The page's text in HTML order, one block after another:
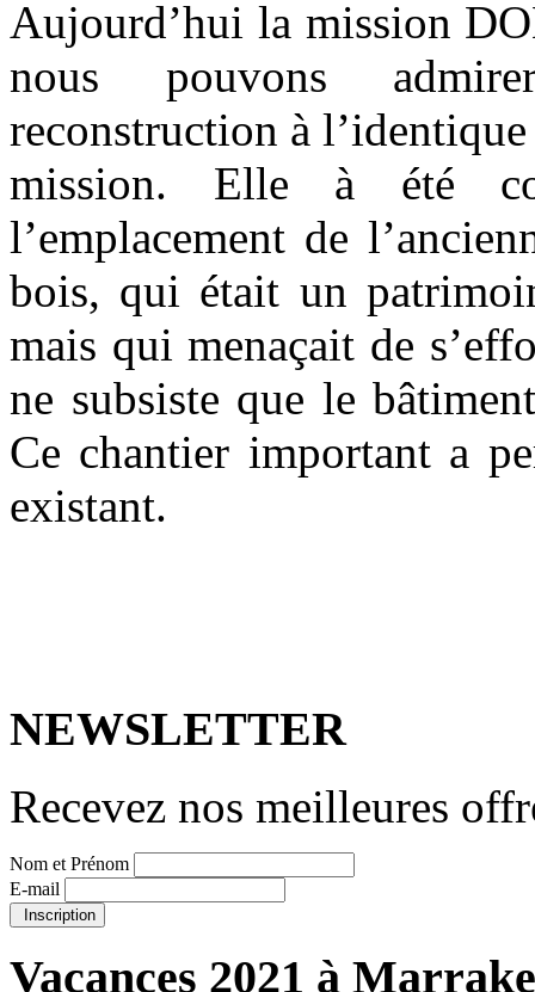
Aujourd’hui la mission
nous pouvons
reconstruction à l’identique
mission. Elle à été
l’emplacement de
bois, qui était un
mais qui menaçait de
ne subsiste que le
Ce chantier important a
existant.
NEWSLETTER
Recevez nos meilleures
Nom et Prénom
E-mail
Inscription
Vacances 2021 à